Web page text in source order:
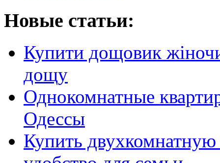
Новые статьи:
Купити дощовик
дощу
Однокомнатные
Одессы
Купить